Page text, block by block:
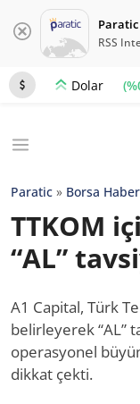
RSS
Dolar
Paratic » Borsa
TTKOM
“AL”
A1 Capital, Türk
belirleyerek “AL”
operasyonel
dikkat çekti.